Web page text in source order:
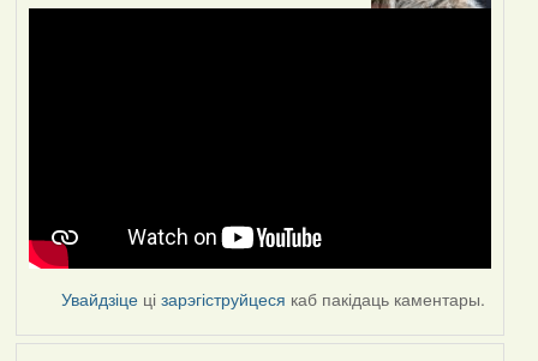
Увайдзіце цізарэгіструйцеся каб пакідаць каментары.